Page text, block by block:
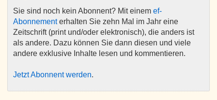
Sie sind noch kein Abonnent? Mit einem ef-
Abonnementerhalten Sie zehn Mal im Jahr eine
Zeitschrift (print und/oder elektronisch), die anders ist
als andere. Dazu können Sie dann diesen und viele
andere exklusive Inhalte lesen und kommentieren.
Jetzt Abonnent werden.